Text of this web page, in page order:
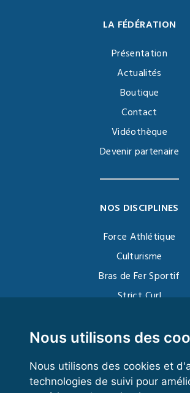
Nous utilisons des
Nous utilisons des cookies et
technologies de suivi pour
LA FÉDÉRATION
Présentation
Actualités
Boutique
Contact
Vidéothèque
Devenir partenaire
NOS DISCIPLINES
Force Athlétique
Culturisme
Bras de Fer Sportif
Strict Curl
Kettlebell